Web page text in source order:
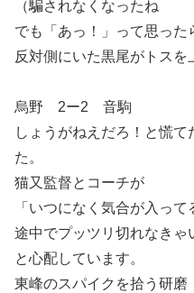
（騙されなくなったね
でも「あっ！」って思った
反対側にいた黒尾がトスを
烏野 2ー2 音駒
しょうがねえだろ！と慌
た。
猫又監督とコーチが
「いつになく気合が入って
途中でプッツリ切れなきゃ
と心配しています。
東峰のスパイクを拾う研磨